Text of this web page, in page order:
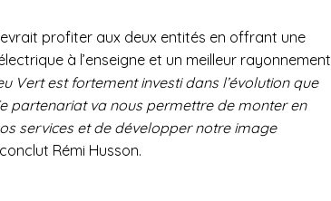
profiter aux deux entités en offrant une
à l’enseigne et un meilleur rayonnement
Vert est fortement investi dans l’évolution que
partenariat va nous permettre de monter en
services et de développer notre image
Rémi Husson.